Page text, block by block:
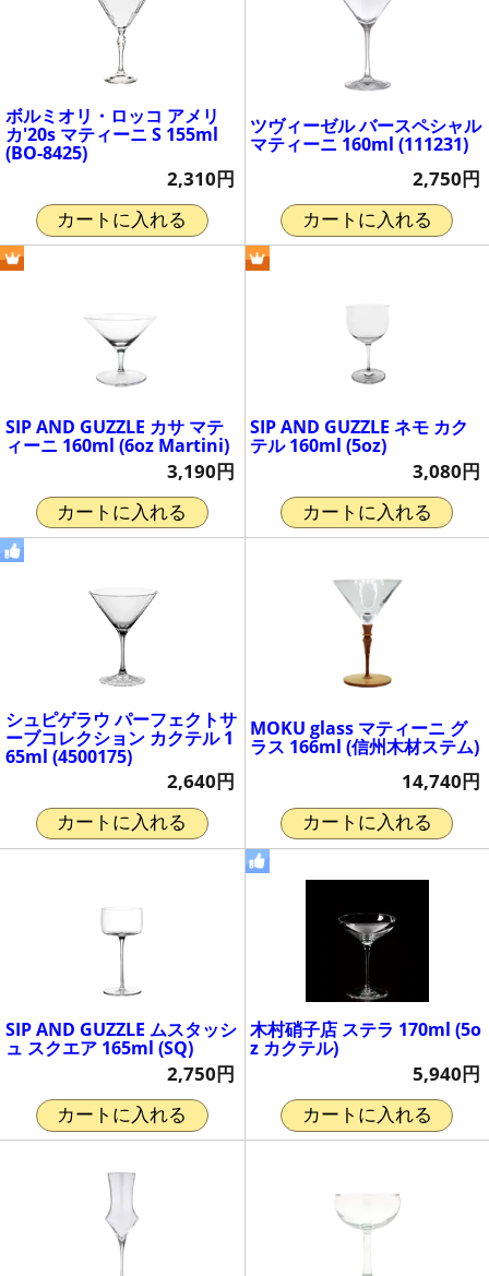
ボルミオリ・ロッコ アメリ
カ'20s マティーニ S 155ml
(BO-8425)
2,310円
カートに入れる
ツヴィーゼル バースペシャル
マティーニ 160ml (111231)
2,750円
カートに入れる
SIP AND GUZZLE カサ マテ
ィーニ 160ml (6oz Martini)
3,190円
カートに入れる
SIP AND GUZZLE ネモ カク
テル 160ml (5oz)
3,080円
カートに入れる
シュピゲラウ パーフェクトサ
ーブコレクション カクテル 1
65ml (4500175)
2,640円
カートに入れる
MOKU glass マティーニ グ
ラス 166ml (信州木材ステム)
14,740円
カートに入れる
SIP AND GUZZLE ムスタッシ
ュ スクエア 165ml (SQ)
2,750円
カートに入れる
木村硝子店 ステラ 170ml (5o
z カクテル)
5,940円
カートに入れる